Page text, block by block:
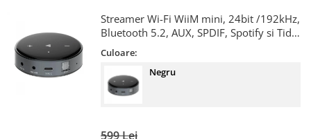
Streamer Wi-Fi WiiM mini, 24bit /192kHz,
Bluetooth 5.2, AUX, SPDIF, Spotify si Tidal
Connect, Airplay 2
Culoare:
Negru
599 Lei